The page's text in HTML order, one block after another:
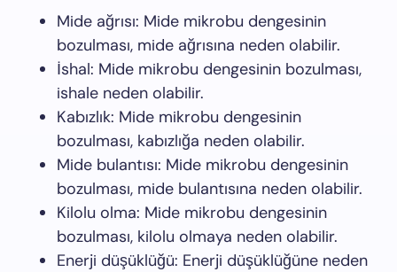
Mide ağrısı: Mide mikrobu dengesinin
bozulması, mide ağrısına neden olabilir.
İshal: Mide mikrobu dengesinin bozulması,
ishale neden olabilir.
Kabızlık: Mide mikrobu dengesinin
bozulması, kabızlığa neden olabilir.
Mide bulantısı: Mide mikrobu dengesinin
bozulması, mide bulantısına neden olabilir.
Kilolu olma: Mide mikrobu dengesinin
bozulması, kilolu olmaya neden olabilir.
Enerji düşüklüğü: Enerji düşüklüğüne neden